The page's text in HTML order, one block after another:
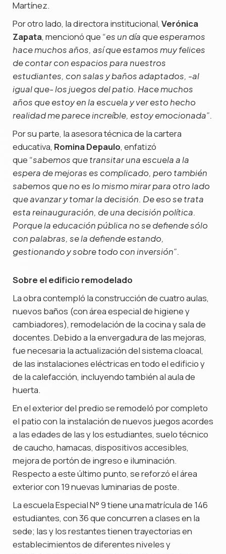
Martínez.
Por otro lado, la directora institucional, Verónica
Zapata, mencionó que “es un día que esperamos
hace muchos años, así que estamos muy felices
de contar con espacios para nuestros
estudiantes, con salas y baños adaptados, -al
igual que- los juegos del patio. Hace muchos
años que estoy en la escuela y ver esto hecho
realidad me parece increíble, estoy emocionada”.
Por su parte, la asesora técnica de la cartera
educativa, Romina Depaulo, enfatizó
que “sabemos que transitar una escuela a la
espera de mejoras es complicado, pero también
sabemos que no es lo mismo mirar para otro lado
que avanzar y tomar la decisión. De eso se trata
esta reinauguración, de una decisión política.
Porque la educación pública no se defiende sólo
con palabras, se la defiende estando,
gestionando y sobre todo con inversión”.
Sobre el edificio remodelado
La obra contempló la construcción de cuatro aulas,
nuevos baños (con área especial de higiene y
cambiadores), remodelación de la cocina y sala de
docentes. Debido a la envergadura de las mejoras,
fue necesaria la actualización del sistema cloacal,
de las instalaciones eléctricas en todo el edificio y
de la calefacción, incluyendo también al aula de
huerta.
En el exterior del predio se remodeló por completo
el patio con la instalación de nuevos juegos acordes
a las edades de las y los estudiantes, suelo técnico
de caucho, hamacas, dispositivos accesibles,
mejora de portón de ingreso e iluminación.
Respecto a este último punto, se reforzó el área
exterior con 19 nuevas luminarias de poste.
La escuela Especial N° 9 tiene una matrícula de 146
estudiantes, con 36 que concurren a clases en la
sede; las y los restantes tienen trayectorias en
establecimientos de diferentes niveles y